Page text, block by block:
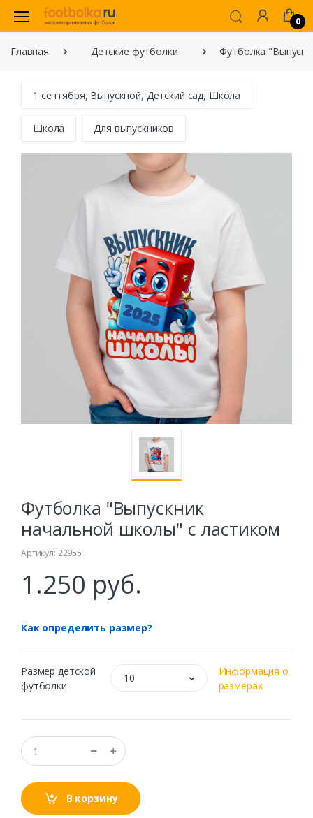
0
Главная Детские футболки Футболка
1 сентября, Выпускной, Детский сад, Школа
Школа Для выпускников
Футболка "Выпускник
начальной школы" с ластиком
Артикул: 22955
1.250 руб.
Как определить размер?
Размер детской
футболки
10
Информация о
размерах
В корзину